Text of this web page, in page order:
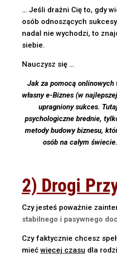
… Jeśli drażni Cię to, gdy
osób odnoszących
nadal nie wychodzi, to
siebie.
Nauczysz się …
Jak za pomocą
własny e-Biznes (w
upragniony sukces.
psychologiczne brednie,
metody budowy biznesu,
osób na całym
2) Drogi
Czy jesteś poważnie
stabilnego i pasywnego
Czy faktycznie chcesz
mieć więcej czasu dla